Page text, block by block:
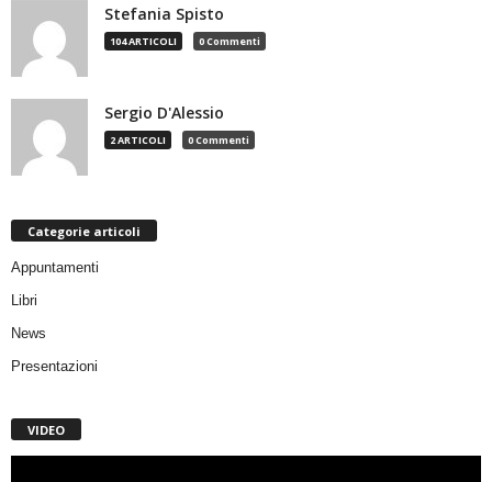
Stefania Spisto
104 ARTICOLI 0 Commenti
Sergio D'Alessio
2 ARTICOLI 0 Commenti
Categorie articoli
Appuntamenti
Libri
News
Presentazioni
VIDEO